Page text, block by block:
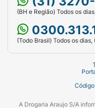
(BH e Região) Todos os
(Todo Brasil) Todos os
A Drogaria Araujo S/A